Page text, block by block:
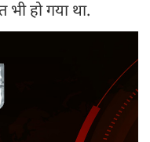
भी हो गया था.